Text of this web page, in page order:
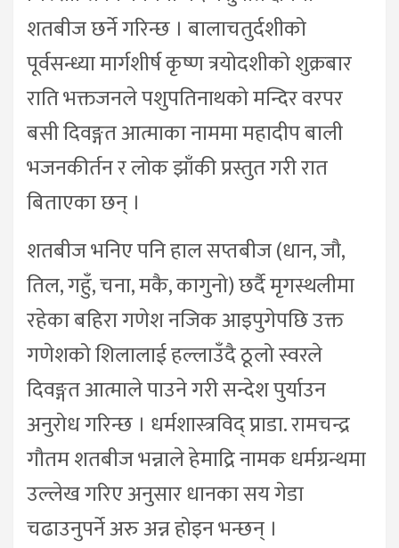
शतबीज छर्ने गरिन्छ । बालाचतुर्दशीको
पूर्वसन्ध्या मार्गशीर्ष कृष्ण त्रयोदशीको शुक्रबार
राति भक्तजनले पशुपतिनाथको मन्दिर वरपर
बसी दिवङ्गत आत्माका नाममा महादीप बाली
भजनकीर्तन र लोक झाँकी प्रस्तुत गरी रात
बिताएका छन् ।
शतबीज भनिए पनि हाल सप्तबीज (धान, जौ,
तिल, गहुँ, चना, मकै, कागुनो) छर्दै मृगस्थलीमा
रहेका बहिरा गणेश नजिक आइपुगेपछि उक्त
गणेशको शिलालाई हल्लाउँदै ठूलो स्वरले
दिवङ्गत आत्माले पाउने गरी सन्देश पुर्याउन
अनुरोध गरिन्छ । धर्मशास्त्रविद् प्राडा. रामचन्द्र
गौतम शतबीज भन्नाले हेमाद्रि नामक धर्मग्रन्थमा
उल्लेख गरिए अनुसार धानका सय गेडा
चढाउनुपर्ने अरु अन्न होइन भन्छन् ।